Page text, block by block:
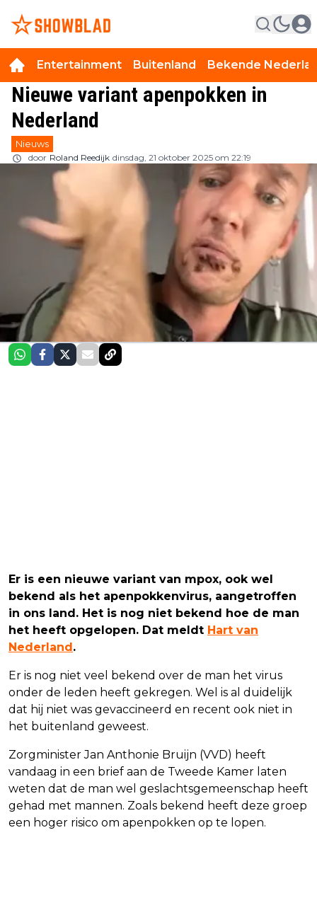
Entertainment Buitenland Bekende
Nieuwe variant apenpokken in
Nederland
Nieuws
door Roland Reedijk dinsdag, 21 oktober 2025 om 22:19
Er is een nieuwe variant van mpox, ook wel
bekend als het apenpokkenvirus, aangetroffen
in ons land. Het is nog niet bekend hoe de man
het heeft opgelopen. Dat meldt Hart van
Nederland .
Er is nog niet veel bekend over de man het virus
onder de leden heeft gekregen. Wel is al duidelijk
dat hij niet was gevaccineerd en recent ook niet in
het buitenland geweest.
Zorgminister Jan Anthonie Bruijn (VVD) heeft
vandaag in een brief aan de Tweede Kamer laten
weten dat de man wel geslachtsgemeenschap heeft
gehad met mannen. Zoals bekend heeft deze groep
een hoger risico om apenpokken op te lopen.